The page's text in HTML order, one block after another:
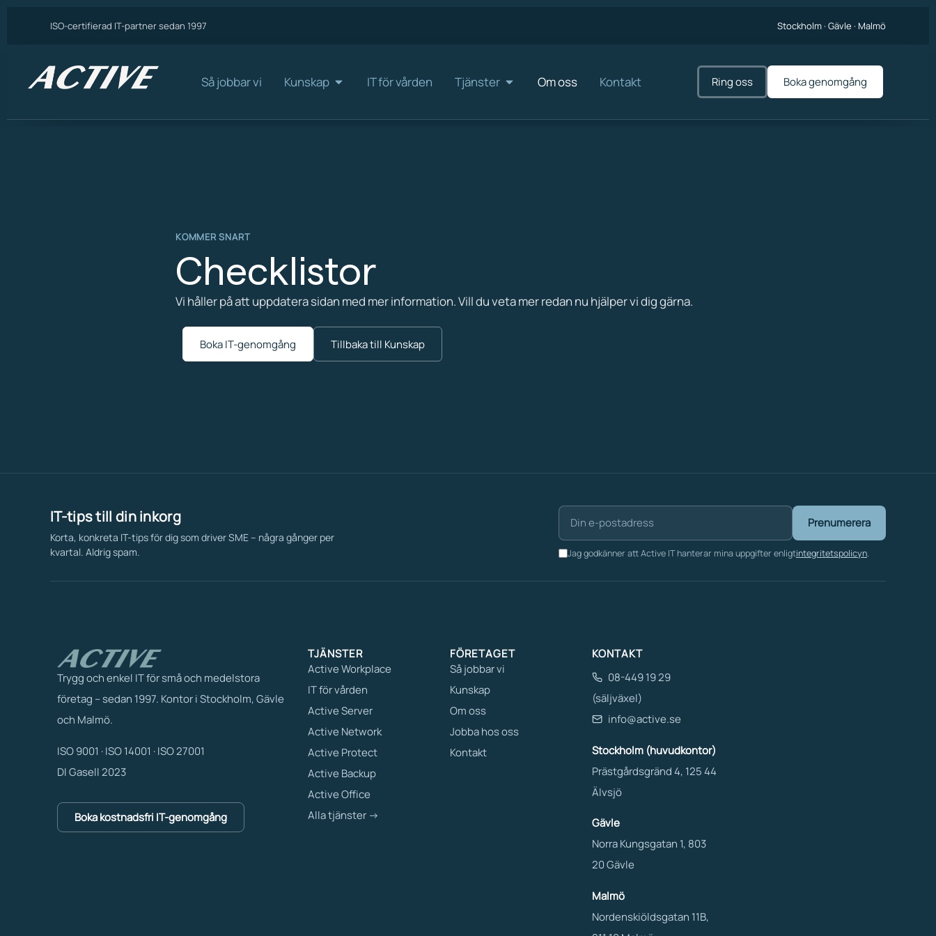
ISO-certifierad IT-partner sedan 1997 Stockholm · Gävle · Malmö
Så jobbar vi Kunskap IT för vården Tjänster Om oss Kontakt Ring oss Boka genomgång
KOMMER SNART
Checklistor
Vi håller på att uppdatera sidan med mer information. Vill du veta mer redan nu hjälper vi dig gärna.
Boka IT-genomgång Tillbaka till Kunskap
IT-tips till din inkorg
Korta, konkreta IT-tips för dig som driver SME – några gånger per
kvartal. Aldrig spam.
Prenumerera
Jag godkänner att Active IT hanterar mina uppgifter enligtintegritetspolicyn.
Trygg och enkel IT för små och medelstora
företag – sedan 1997. Kontor i Stockholm, Gävle
och Malmö.
ISO 9001 · ISO 14001 · ISO 27001
DI Gasell 2023
Boka kostnadsfri IT-genomgång
TJÄNSTER
Active Workplace
IT för vården
Active Server
Active Network
Active Protect
Active Backup
Active Office
Alla tjänster →
FÖRETAGET
Så jobbar vi
Kunskap
Om oss
Jobba hos oss
Kontakt
KONTAKT
08-449 19 29
(säljväxel)
info@active.se
Stockholm (huvudkontor)
Prästgårdsgränd 4, 125 44
Älvsjö
Gävle
Norra Kungsgatan 1, 803
20 Gävle
Malmö
Nordenskiöldsgatan 11B,